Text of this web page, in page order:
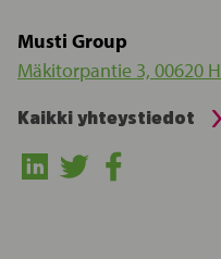
Musti Group
Mäkitorpantie 3, 00620
Kaikki yhteystiedot